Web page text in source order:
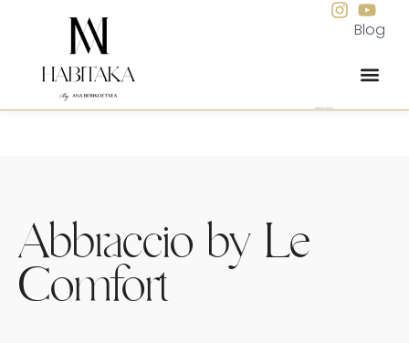
Blog
Abbraccio by Le
Comfort